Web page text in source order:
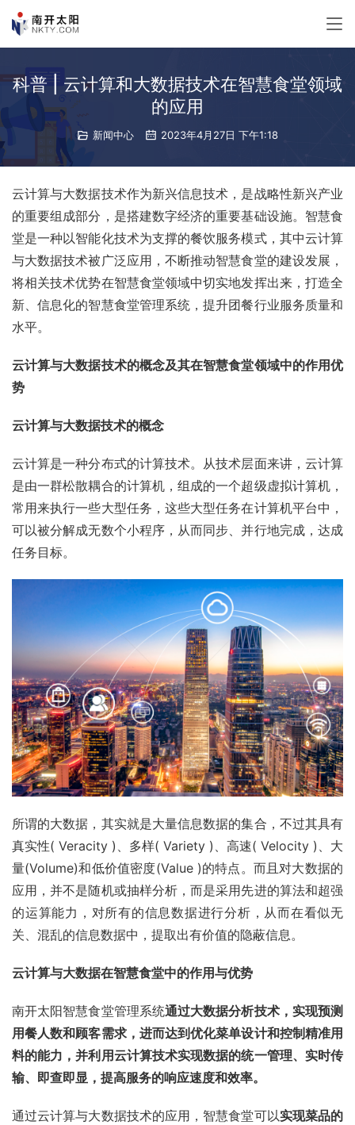
科普 | 云计算和大数据技术在智慧食堂领域
的应用
新闻中心 2023年4月27日 下午1:18
云计算与大数据技术作为新兴信息技术，是战略性新兴产业
的重要组成部分，是搭建数字经济的重要基础设施。智慧食
堂是一种以智能化技术为支撑的餐饮服务模式，其中云计算
与大数据技术被广泛应用，不断推动智慧食堂的建设发展，
将相关技术优势在智慧食堂领域中切实地发挥出来，打造全
新、信息化的智慧食堂管理系统，提升团餐行业服务质量和
水平。
云计算与大数据技术的概念及其在智慧食堂领域中的作用优
势
云计算与大数据技术的概念
云计算是一种分布式的计算技术。从技术层面来讲，云计算
是由一群松散耦合的计算机，组成的一个超级虚拟计算机，
常用来执行一些大型任务，这些大型任务在计算机平台中，
可以被分解成无数个小程序，从而同步、并行地完成，达成
任务目标。
所谓的大数据，其实就是大量信息数据的集合，不过其具有
真实性( Veracity )、多样( Variety )、高速( Velocity )、大
量(Volume)和低价值密度(Value )的特点。而且对大数据的
应用，并不是随机或抽样分析，而是采用先进的算法和超强
的运算能力，对所有的信息数据进行分析，从而在看似无
关、混乱的信息数据中，提取出有价值的隐蔽信息。
云计算与大数据在智慧食堂中的作用与优势
南开太阳智慧食堂管理系统通过大数据分析技术，实现预测
用餐人数和顾客需求，进而达到优化菜单设计和控制精准用
料的能力，并利用云计算技术实现数据的统一管理、实时传
输、即查即显，提高服务的响应速度和效率。
通过云计算与大数据技术的应用，智慧食堂可以实现菜品的